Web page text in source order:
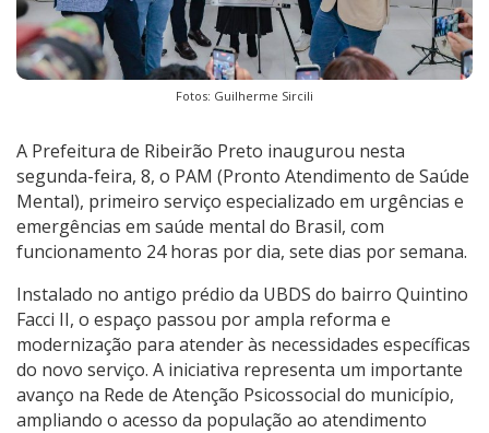
Fotos: Guilherme Sircili
A Prefeitura de Ribeirão Preto inaugurou nesta
segunda-feira, 8, o PAM (Pronto Atendimento de Saúde
Mental), primeiro serviço especializado em urgências e
emergências em saúde mental do Brasil, com
funcionamento 24 horas por dia, sete dias por semana.
Instalado no antigo prédio da UBDS do bairro Quintino
Facci II, o espaço passou por ampla reforma e
modernização para atender às necessidades específicas
do novo serviço. A iniciativa representa um importante
avanço na Rede de Atenção Psicossocial do município,
ampliando o acesso da população ao atendimento